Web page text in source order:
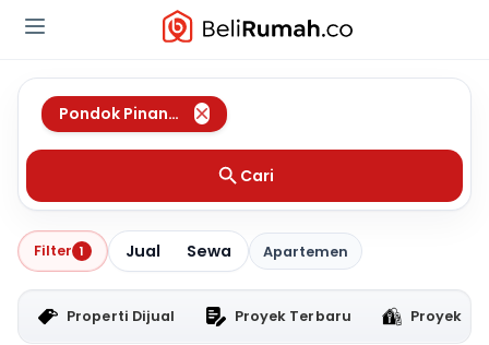
Pondok Pinang Jakarta Selatan
Cari
Filter 1 Jual Sewa Apartemen
Properti Dijual Proyek Terbaru Proyek